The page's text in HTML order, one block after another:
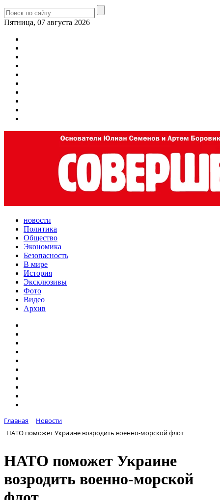
Пятница, 07 августа 2026
новости
Политика
Общество
Экономика
Безопасность
В мире
История
Эксклюзивы
Фото
Видео
Архив
Главная
Новости
НАТО поможет Украине возродить военно-морской флот
НАТО поможет Украине
возродить военно-морской